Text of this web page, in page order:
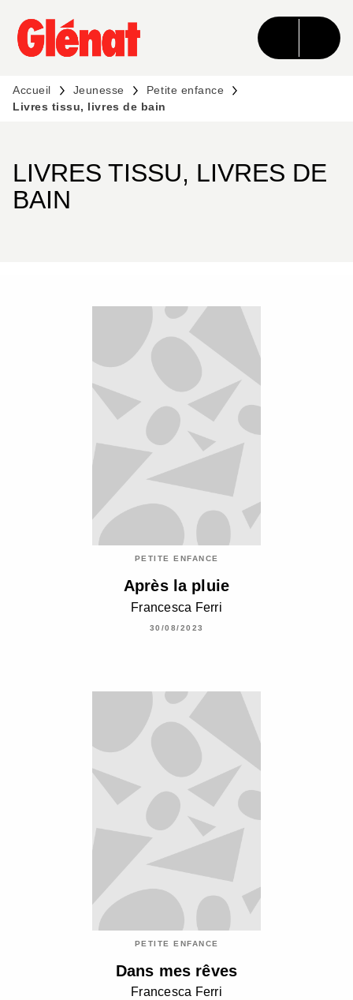
MENU RECHERCHE CONTENU
PIED DE PAGE
Accueil Jeunesse
Petite enfance
Livres tissu, livres de bain
LIVRES TISSU, LIVRES DE
BAIN
PETITE ENFANCE
Après la pluie
Francesca Ferri
30/08/2023
PETITE ENFANCE
Dans mes rêves
Francesca Ferri